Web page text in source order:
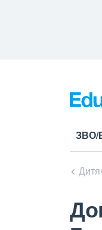
ЗВО/